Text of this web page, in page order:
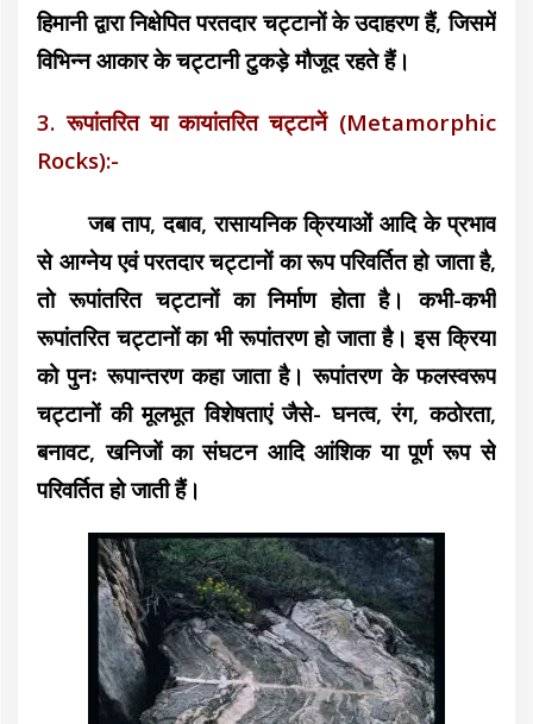
हिमानी द्वारा निक्षेपित परतदार चट्टानों के उदाहरण हैं, जिसमें
विभिन्न आकार के चट्टानी टुकड़े मौजूद रहते हैं।
3. रूपांतरित या कायांतरित चट्टानें (Metamorphic
Rocks):-
जब ताप, दबाव, रासायनिक क्रियाओं आदि के प्रभाव
से आग्नेय एवं परतदार चट्टानों का रूप परिवर्तित हो जाता है,
तो रूपांतरित चट्टानों का निर्माण होता है। कभी-कभी
रूपांतरित चट्टानों का भी रूपांतरण हो जाता है। इस क्रिया
को पुनः रूपान्तरण कहा जाता है। रूपांतरण के फलस्वरूप
चट्टानों की मूलभूत विशेषताएं जैसे- घनत्व, रंग, कठोरता,
बनावट, खनिजों का संघटन आदि आंशिक या पूर्ण रूप से
परिवर्तित हो जाती हैं।